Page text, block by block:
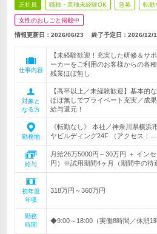
正社員 職種・業種未経験OK 急募 転勤
女性のおしごと掲載中
情報更新日：2026/06/23 終了予定日： 2026/12/
仕事内容
【未経験歓迎！充実した研修＆サ
ーカーをご利用のお客様からの各
残業ほぼ無し
対象と
なる方
【高卒以上／未経験歓迎】基本的
ほぼ無しでプライベート充実／成
給与還元！
勤務地
《転勤なし》 本社／神奈川県横浜
ヤビルディング24F （アクセス：…
給与
月給26万5000円～30万円 ＋ イン
円）※試用期間4ヶ月（期間中の待
初年度
年収
318万円～360万円
勤務
時間
◆9:00～18:00（実働8時間／休憩1